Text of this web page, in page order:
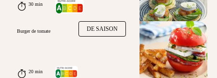
30 min
DE SAISON
Burger de tomate
20 min